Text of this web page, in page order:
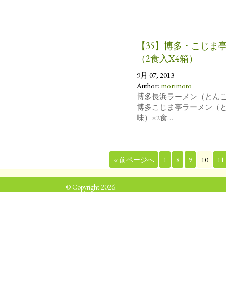
【35】博多・こじま
（2食入X4箱）
9月 07, 2013
Author: morimoto
博多長浜ラーメン（とん
博多こじま亭ラーメン（
味）×2食
賞味期限:常温90日
上代:￥2,100
« 前ページへ 1 8 9 10 11
© Copyright 2026.